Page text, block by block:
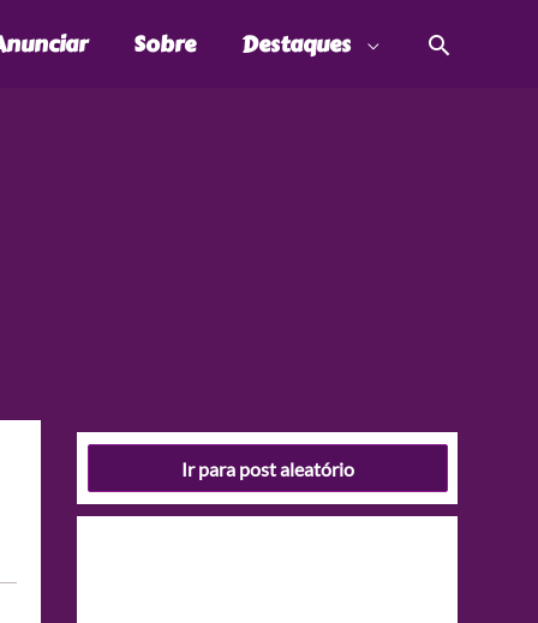
Sobre Destaques
Ir para post aleatório